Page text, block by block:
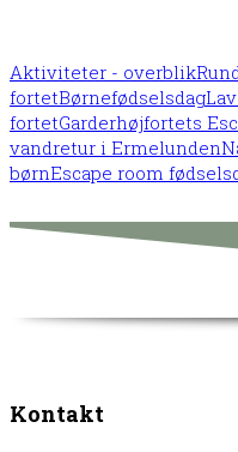
Aktiviteter - overblik
fortetBørnefødselsdag
fortetGarderhøjfortets
vandretur i Ermelunden
børnEscape room
Kontakt